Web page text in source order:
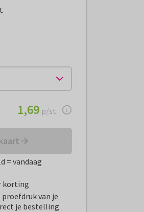
€ 1,69per stuk
1,69 p/st.
= vandaag
korting
proefdruk van je
je bestelling